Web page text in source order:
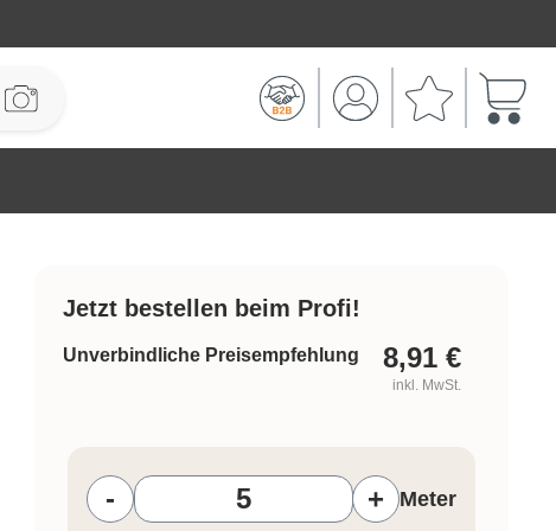
Jetzt bestellen beim Profi!
Unverbindliche Preisempfehlung 8,91 €
inkl. MwSt.
-
+ Meter